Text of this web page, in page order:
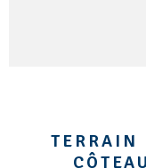
TERRAIN